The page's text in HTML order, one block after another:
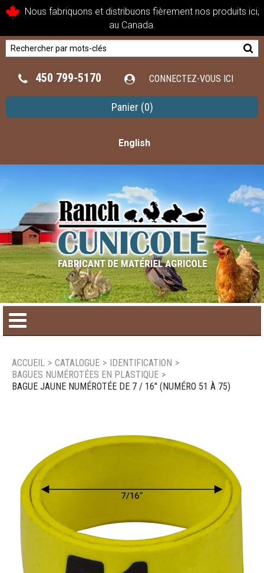
Nous fabriquons et distribuons fièrement nos produits ici,
au Canada.
450 799-5170 CONNECTEZ-VOUS ICI
Panier (0)
English
Catalogue de produit
Nouveaux produits
Nous joindre
ACCUEIL > CATALOGUE > IDENTIFICATION >
BAGUES NUMÉROTÉES EN PLASTIQUE >
BAGUE JAUNE NUMÉROTÉE DE 7 / 16" (NUMÉRO 51 À 75)